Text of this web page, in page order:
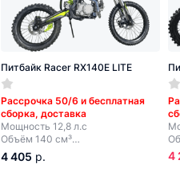
Питбайк Racer RX140E LITE
Рассрочка 50/6 и бесплатная
сборка, доставка
Мощность 12,8 л.с
Объём 140 см³
4 передачи
С электростартером
4 405 р.
4
4